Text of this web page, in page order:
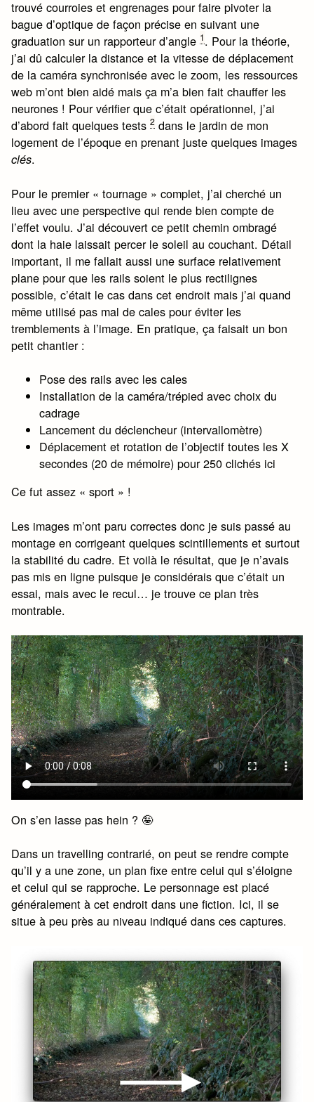
trouvé courroies et engrenages pour faire pivoter la
bague d’optique de façon précise en suivant une
graduation sur un rapporteur d’angle1. Pour la théorie,
j’ai dû calculer la distance et la vitesse de déplacement
de la caméra synchronisée avec le zoom, les ressources
web m’ont bien aidé mais ça m’a bien fait chauffer les
neurones ! Pour vérifier que c’était opérationnel, j’ai
d’abord fait quelques tests2 dans le jardin de mon
logement de l’époque en prenant juste quelques images
clés.
Pour le premier « tournage » complet, j’ai cherché un
lieu avec une perspective qui rende bien compte de
l’effet voulu. J’ai découvert ce petit chemin ombragé
dont la haie laissait percer le soleil au couchant. Détail
important, il me fallait aussi une surface relativement
plane pour que les rails soient le plus rectilignes
possible, c’était le cas dans cet endroit mais j’ai quand
même utilisé pas mal de cales pour éviter les
tremblements à l’image. En pratique, ça faisait un bon
petit chantier :
Pose des rails avec les cales
Installation de la caméra/trépied avec choix du
cadrage
Lancement du déclencheur (intervallomètre)
Déplacement et rotation de l’objectif toutes les X
secondes (20 de mémoire) pour 250 clichés ici
Ce fut assez « sport » !
Les images m’ont paru correctes donc je suis passé au
montage en corrigeant quelques scintillements et surtout
la stabilité du cadre. Et voilà le résultat, que je n’avais
pas mis en ligne puisque je considérais que c’était un
essai, mais avec le recul… je trouve ce plan très
montrable.
On s’en lasse pas hein ? 🤪
Dans un travelling contrarié, on peut se rendre compte
qu’il y a une zone, un plan fixe entre celui qui s’éloigne
et celui qui se rapproche. Le personnage est placé
généralement à cet endroit dans une fiction. Ici, il se
situe à peu près au niveau indiqué dans ces captures.